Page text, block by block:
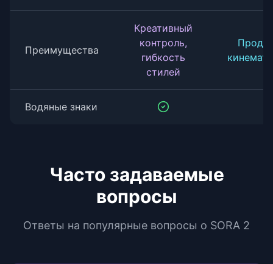
Преимущества
Креативный
контроль,
гибкость
стилей
Водяные знаки
Часто задаваемые
вопросы
Ответы на популярные вопросы о SORA 2